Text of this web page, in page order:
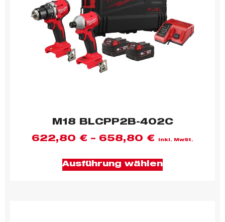
M18 BLCPP2B-402C
622,80 € – 658,80 € inkl. MwSt.
Ausführung wählen